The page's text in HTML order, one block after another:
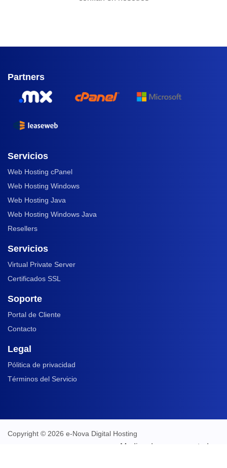
Partners
Servicios
Web Hosting cPanel
Web Hosting Windows
Web Hosting Java
Web Hosting Windows Java
Resellers
Servicios
Virtual Private Server
Certificados SSL
Soporte
Portal de Cliente
Contacto
Legal
Pólitica de privacidad
Términos del Servicio
Copyright © 2026 e-Nova Digital Hosting
Medios de pago aceptados: